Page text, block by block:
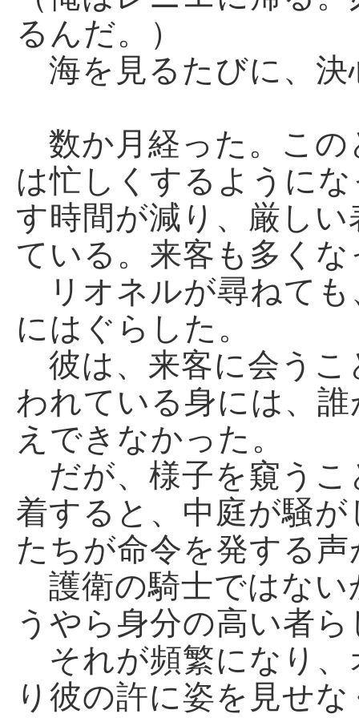
るんだ。）
海を見るたびに、決
数か月経った。この
は忙しくするように
す時間が減り、厳し
ている。来客も多くな
リオネルが尋ねても
にはぐらした。
彼は、来客に会うこ
われている身には、
えできなかった。
だが、様子を窺うこ
着すると、中庭が騒
たちが命令を発する
護衛の騎士ではない
うやら身分の高い者
それが頻繁になり、
り彼の許に姿を見せ